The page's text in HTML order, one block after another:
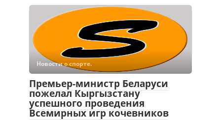
Новости о спорте.
Премьер-министр Беларуси
пожелал Кыргызстану
успешного проведения
Всемирных игр кочевников